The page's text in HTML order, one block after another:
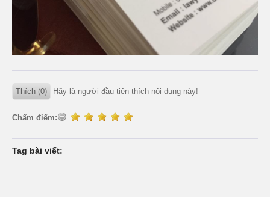
Thích (0) Hãy là người đầu tiên thích nội dung này!
Chấm điểm:
Tag bài viết: